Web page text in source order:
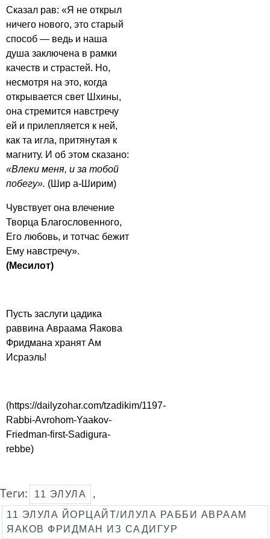
Сказал рав: «Я не открыл
ничего нового, это старый
способ — ведь и наша
душа заключена в рамки
качеств и страстей. Но,
несмотря на это, когда
открывается свет Шхины,
она стремится навстречу
ей и прилепляется к ней,
как та игла, притянутая к
магниту. И об этом сказано:
«Влеки меня, и за тобой
побегу». (Шир а-Ширим)
Чувствует она влечение
Творца Благословенного,
Его любовь, и тотчас бежит
Ему навстречу».
(Месилот)
Пусть заслуги цадика
раввина Авраама Яакова
Фридмана хранят Ам
Исраэль!
(https://dailyzohar.com/tzadikim/1197-
Rabbi-Avrohom-Yaakov-
Friedman-first-Sadigura-
rebbe)
Теги: 11 ЭЛУЛА
,
11 ЭЛУЛА ЙОРЦАЙТ/ИЛУЛА РАББИ АВРААМ
ЯАКОВ ФРИДМАН ИЗ САДИГУР